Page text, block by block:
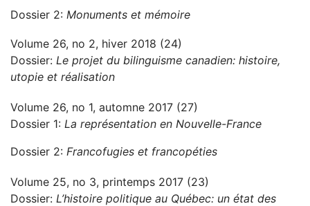
Dossier 2: Monuments et mémoire
Volume 26, no 2, hiver 2018 (24)
Dossier: Le projet du bilinguisme canadien: histoire,
utopie et réalisation
Volume 26, no 1, automne 2017 (27)
Dossier 1: La représentation en Nouvelle-France
Dossier 2: Francofugies et francopéties
Volume 25, no 3, printemps 2017 (23)
Dossier: L’histoire politique au Québec: un état des